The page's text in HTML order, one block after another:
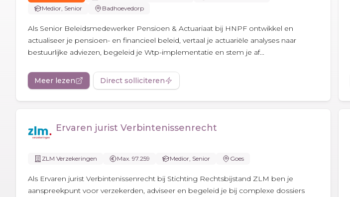
Medior, Senior
Badhoevedorp
Als Senior Beleidsmedewerker Pensioen & Actuariaat bij HNPF ontwikkel en
actualiseer je pensioen- en financieel beleid, vertaal je actuariële analyses naar
bestuurlijke adviezen, begeleid je Wtp-implementatie en stem je af...
Meer lezen Direct solliciteren
Ervaren jurist Verbintenissenrecht
ZLM Verzekeringen Max. 97.259 Medior, Senior Goes
Als Ervaren jurist Verbintenissenrecht bij Stichting Rechtsbijstand ZLM ben je
aanspreekpunt voor verzekerden, adviseer en begeleid je bij complexe dossiers